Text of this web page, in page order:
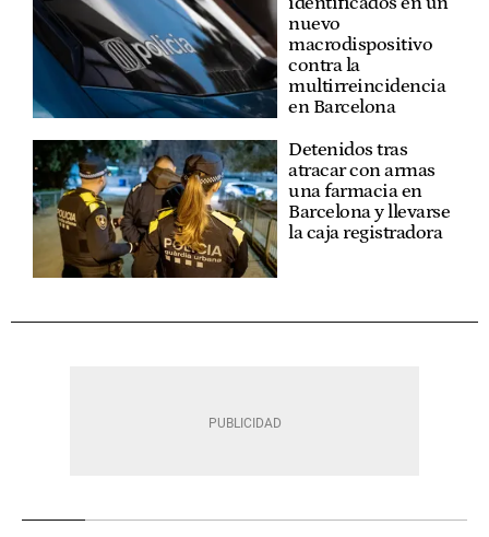
nuevo
macrodispositivo
contra la
multirreincidencia
en Barcelona
Detenidos tras
atracar con armas
una farmacia en
Barcelona y llevarse
la caja registradora